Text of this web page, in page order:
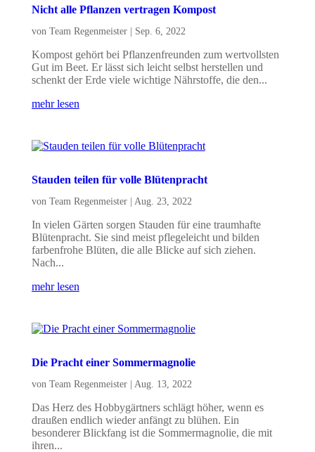
Nicht alle Pflanzen vertragen Kompost
von Team Regenmeister| Sep. 6, 2022
Kompost gehört bei Pflanzenfreunden zum wertvollsten
Gut im Beet. Er lässt sich leicht selbst herstellen und
schenkt der Erde viele wichtige Nährstoffe, die den...
mehr lesen
Stauden teilen für volle Blütenpracht
von Team Regenmeister| Aug. 23, 2022
In vielen Gärten sorgen Stauden für eine traumhafte
Blütenpracht. Sie sind meist pflegeleicht und bilden
farbenfrohe Blüten, die alle Blicke auf sich ziehen.
Nach...
mehr lesen
Die Pracht einer Sommermagnolie
von Team Regenmeister| Aug. 13, 2022
Das Herz des Hobbygärtners schlägt höher, wenn es
draußen endlich wieder anfängt zu blühen. Ein
besonderer Blickfang ist die Sommermagnolie, die mit
ihren...